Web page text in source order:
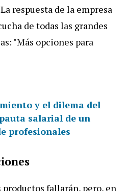
respuesta de la empresa
de todas las grandes
"Más opciones para
y el dilema del
salarial de un
profesionales
fallarán, pero, en